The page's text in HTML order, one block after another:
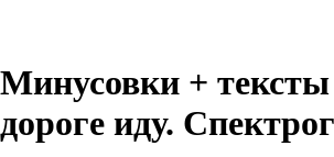
Минусовки +
дороге иду.